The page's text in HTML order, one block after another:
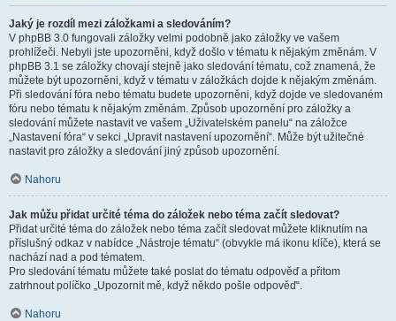
Jaký je rozdíl mezi záložkami a sledováním?
V phpBB 3.0 fungovali záložky velmi podobně jako záložky ve vašem
prohlížeči. Nebyli jste upozorněni, když došlo v tématu k nějakým změnám. V
phpBB 3.1 se záložky chovají stejně jako sledování tématu, což znamená, že
můžete být upozorněni, když v tématu v záložkách dojde k nějakým změnám.
Při sledování fóra nebo tématu budete upozorněni, když dojde ve sledovaném
fóru nebo tématu k nějakým změnám. Způsob upozornění pro záložky a
sledování můžete nastavit ve vašem „Uživatelském panelu“ na záložce
„Nastavení fóra“ v sekci „Upravit nastavení upozornění“. Může být užitečné
nastavit pro záložky a sledování jiný způsob upozornění.
Nahoru
Jak můžu přidat určité téma do záložek nebo téma začít sledovat?
Přidat určité téma do záložek nebo téma začít sledovat můžete kliknutím na
příslušný odkaz v nabídce „Nástroje tématu“ (obvykle má ikonu klíče), která se
nachází nad a pod tématem.
Pro sledování tématu můžete také poslat do tématu odpověď a přitom
zatrhnout políčko „Upozornit mě, když někdo pošle odpověď“.
Nahoru